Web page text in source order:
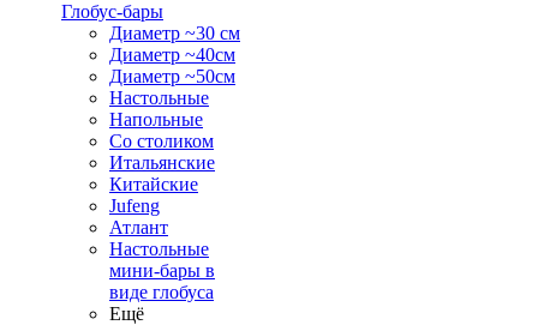
Глобус-бары
Диаметр ~30 см
Диаметр ~40см
Диаметр ~50см
Настольные
Напольные
Со столиком
Итальянские
Китайские
Jufeng
Атлант
Настольные
мини-бары в
виде глобуса
Ещё